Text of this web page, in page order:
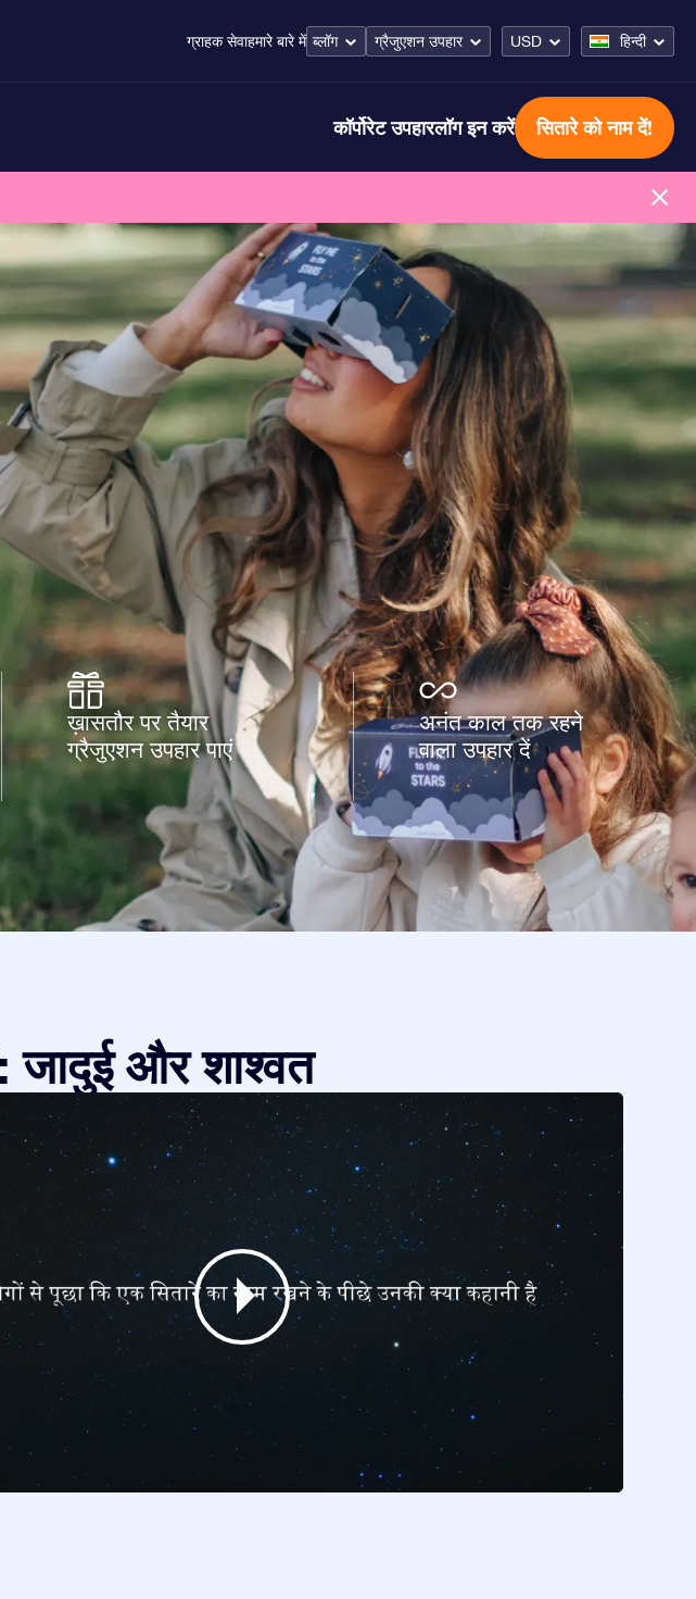
ग्राहक सेवाहमारे बारे में ब्लॉग ग्रैजुएशन उपहार USD हिन्दी
कॉर्पोरेट उपहारलॉग इन करें सितारे को नाम दें!
ख़ासतौर पर तैयार
ग्रैजुएशन उपहार पाएं
अनंत काल तक रहने
वाला उपहार दें
जादुई और शाश्वत